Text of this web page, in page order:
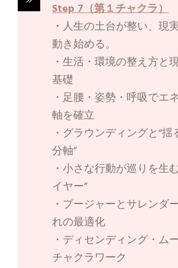
Step 7（第１チャクラ）
・人生の土台が整い、現
動き始める。
・生活・環境の整え方と
基礎
・足腰・姿勢・呼吸でエ
軸を確立
・グラウンディングと“揺
分軸”
・小さな行動が巡りを生
イヤー”
・プージャーとサレンダ
れの最適化
・ディセンディング・ム
チャクラワーク